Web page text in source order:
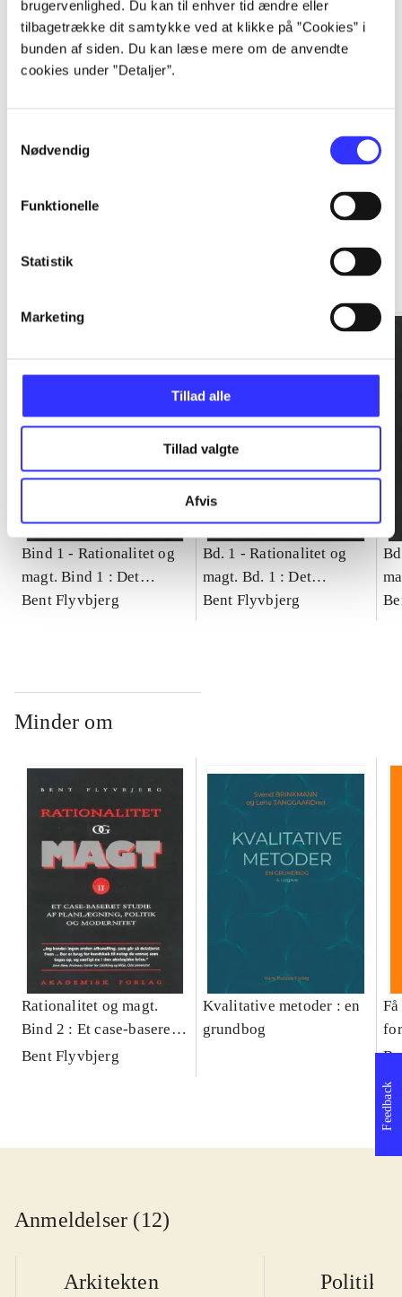
brugervenlighed. Du kan til enhver tid ændre eller
tilbagetrække dit samtykke ved at klikke på ”Cookies” i
bunden af siden. Du kan læse mere om de anvendte
cookies under ”Detaljer”.
Nødvendig
Funktionelle
Statistik
Marketing
Tillad alle
Tillad valgte
Afvis
...
Bind 1 - Rationalitet og
magt. Bind 1 : Det
konkretes videnskab
Bent Flyvbjerg
Bd. 1 -Rationalitet og
magt. Bd. 1 : Det
konkretes videnskab
Bent Flyvbjerg
Minder om
Rationalitet og magt.
Bind 2 : Et case-baseret
studie af planlægning,
Bent Flyvbjerg
Kvalitative metoder : en
grundbog
Anmeldelser (12)
Arkitekten Politiken
Feedback